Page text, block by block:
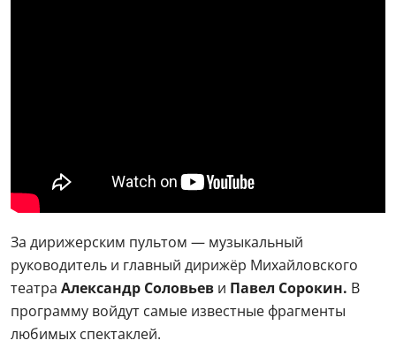
За дирижерским пультом — музыкальный
руководитель и главный дирижёр Михайловского
театра Александр Соловьев и Павел Сорокин. В
программу войдут самые известные фрагменты
любимых спектаклей.